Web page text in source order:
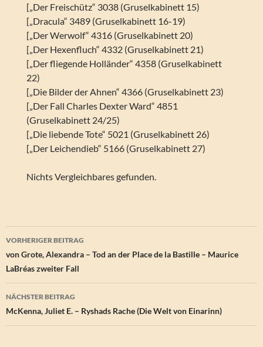
[„Der Freischütz“ 3038 (Gruselkabinett 15)
[„Dracula“ 3489 (Gruselkabinett 16-19)
[„Der Werwolf“ 4316 (Gruselkabinett 20)
[„Der Hexenfluch“ 4332 (Gruselkabinett 21)
[„Der fliegende Holländer“ 4358 (Gruselkabinett
22)
[„Die Bilder der Ahnen“ 4366 (Gruselkabinett 23)
[„Der Fall Charles Dexter Ward“ 4851
(Gruselkabinett 24/25)
[„Die liebende Tote“ 5021 (Gruselkabinett 26)
[„Der Leichendieb“ 5166 (Gruselkabinett 27)
Nichts Vergleichbares gefunden.
Beitragsnavigation
VORHERIGER BEITRAG
von Grote, Alexandra – Tod an der Place de la Bastille – Maurice
LaBréas zweiter Fall
NÄCHSTER BEITRAG
McKenna, Juliet E. – Ryshads Rache (Die Welt von Einarinn)